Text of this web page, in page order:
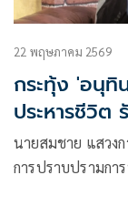
22 พฤษภาคม 2569
กระทุ้ง 'อนุทิ
ประหารชีวิต
นายสมชาย แสวง
การปราบปรามกา